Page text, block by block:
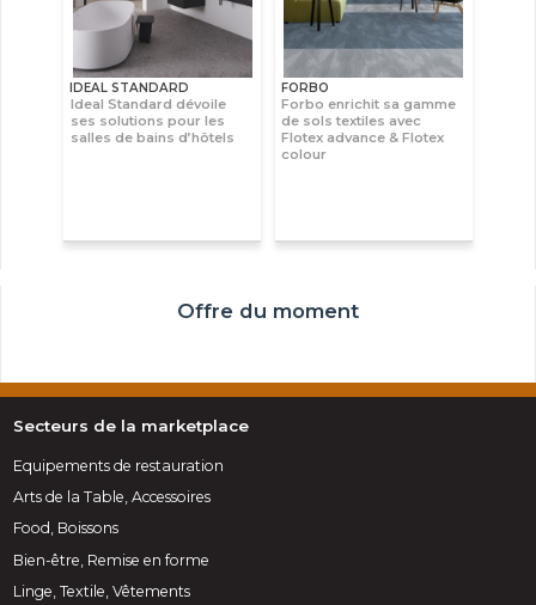
IDEAL STANDARD
Ideal Standard dévoile
ses solutions pour les
salles de bains d’hôtels
FORBO
Forbo enrichit sa gamme
de sols textiles avec
Flotex advance & Flotex
colour
Offre du moment
Secteurs de la marketplace
Equipements de restauration
Arts de la Table, Accessoires
Food, Boissons
Bien-être, Remise en forme
Linge, Textile, Vêtements